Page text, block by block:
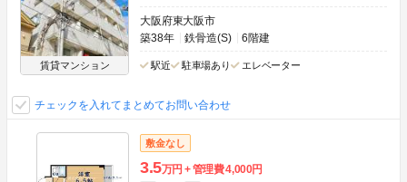
賃貸マンション
大阪府東大阪市
築38年
鉄骨造(S) 6階建
駅近 駐車場あり エレベーター
チェックを入れてまとめてお問い合わせ
敷金なし
3.5万円 管理費4,000円